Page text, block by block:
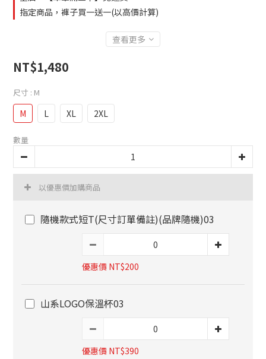
指定商品，褲子買一送一(以高價計算)
查看更多
NT$1,480
尺寸 : M
M L XL 2XL
數量
以優惠價加購商品
隨機款式短T(尺寸訂單備註)(品牌隨機)03
優惠價 NT$200
山系LOGO保溫杯03
優惠價 NT$390